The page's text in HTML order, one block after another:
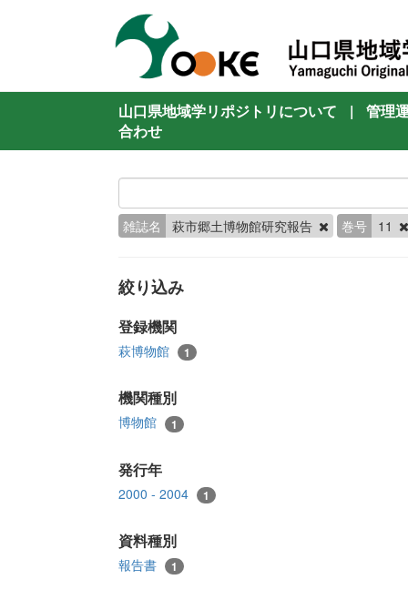
山口県地域学リポジトリについて |
管理
合わせ
雑誌名 萩市郷土博物館研究報告 巻号 11
絞り込み
登録機関
萩博物館 1
機関種別
博物館 1
発行年
2000 - 2004 1
資料種別
報告書 1